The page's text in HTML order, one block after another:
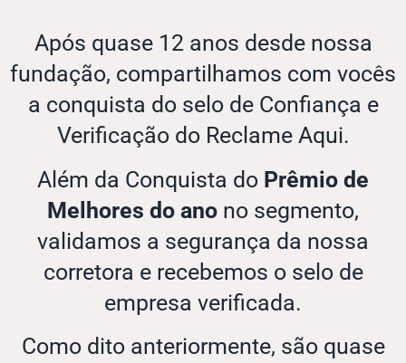
Após quase 12 anos desde nossa
fundação, compartilhamos com vocês
a conquista do selo de Confiança e
Verificação do Reclame Aqui.
Além da Conquista do Prêmio de
Melhores do ano no segmento,
validamos a segurança da nossa
corretora e recebemos o selo de
empresa verificada.
Como dito anteriormente, são quase